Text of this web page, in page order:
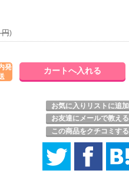
円)
発
お気に入りリストに追加
お友達にメールで教える
この商品をクチコミする